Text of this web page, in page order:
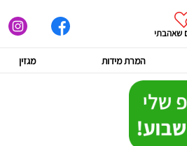
שאהבתי
המרת מידות מגזין